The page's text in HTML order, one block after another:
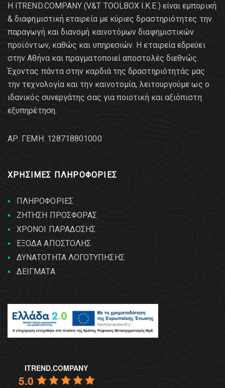
Η ITREND.COMPANY (V&T TOOLBOX Ι.Κ.Ε.) είναι εμπορική
& διαφημιστική εταιρεία με κύριες δραστηριότητες την
παραγωγή και διανομή καινοτόμων διαφημιστικών
προϊόντων, καθώς και υπηρεσιών. Η εταιρεία εδρεύει
στην Αθήνα και πραγματοποιεί αποστολές διεθνώς.
Έχοντας πάντα στην καρδιά της δραστηριότητάς μας
την τεχνολογία και την καινοτομία, λειτουργούμε ως ο
ιδανικός συνεργάτης σας για ποιοτική και αξιόπιστη
εξυπηρέτηση.
AΡ. ΓΕΜΗ: 128718801000
ΧΡΗΣΙΜΕΣ ΠΛΗΡΟΦΟΡΙΕΣ
ΠΛΗΡΟΦΟΡΙΕΣ
ΖΗΤΗΣΗ ΠΡΟΣΦΟΡΑΣ
ΧΡΟΝΟΙ ΠΑΡΑΔΟΣΗΣ
ΕΞΟΔΑ ΑΠΟΣΤΟΛΗΣ
ΔΥΝΑΤΟΤΗΤΑ ΛΟΓΟΤΥΠΗΣΗΣ
ΔΕΙΓΜΑΤΑ
ITREND.COMPANY
5.0